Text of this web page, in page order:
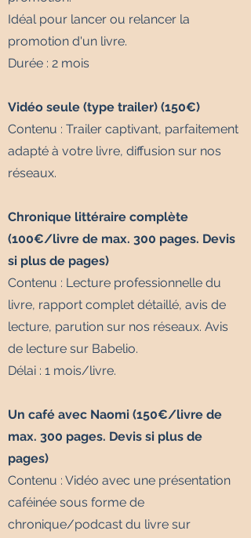
Idéal pour lancer ou relancer la
promotion d'un livre.
Durée : 2 mois
Vidéo seule (type trailer) (150€)
Contenu : Trailer captivant, parfaitement
adapté à votre livre, diffusion sur nos
réseaux.
Chronique littéraire complète
(100€/livre de max. 300 pages. Devis
si plus de pages)
Contenu : Lecture professionnelle du
livre, rapport complet détaillé, avis de
lecture, parution sur nos réseaux. Avis
de lecture sur Babelio.
Délai : 1 mois/livre.
Un café avec Naomi (150€/livre de
max. 300 pages. Devis si plus de
pages)
Contenu : Vidéo avec une présentation
caféinée sous forme de
chronique/podcast du livre sur